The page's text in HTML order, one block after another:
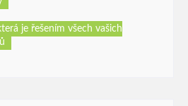
je řešením všech vašich